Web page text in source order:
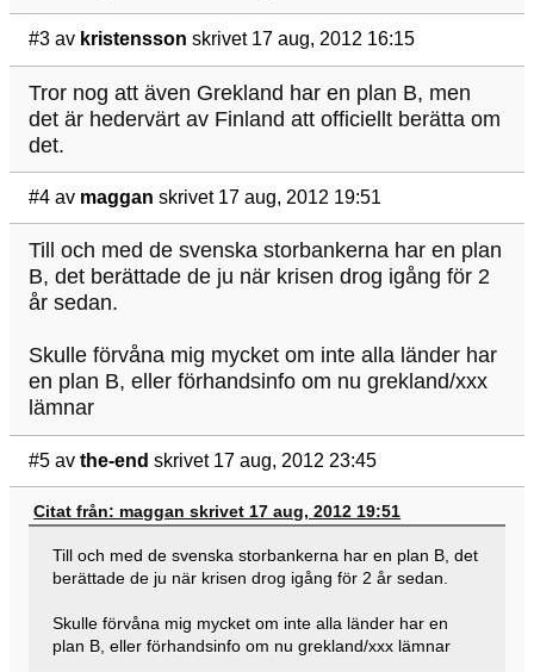
#3 av kristensson skrivet 17 aug, 2012 16:15
Tror nog att även Grekland har en plan B, men
det är hedervärt av Finland att officiellt berätta om
det.
#4 av maggan skrivet 17 aug, 2012 19:51
Till och med de svenska storbankerna har en plan
B, det berättade de ju när krisen drog igång för 2
år sedan.
Skulle förvåna mig mycket om inte alla länder har
en plan B, eller förhandsinfo om nu grekland/xxx
lämnar
#5 av the-end skrivet 17 aug, 2012 23:45
Citat från: maggan skrivet 17 aug, 2012 19:51
Till och med de svenska storbankerna har en plan B, det
berättade de ju när krisen drog igång för 2 år sedan.
Skulle förvåna mig mycket om inte alla länder har en
plan B, eller förhandsinfo om nu grekland/xxx lämnar